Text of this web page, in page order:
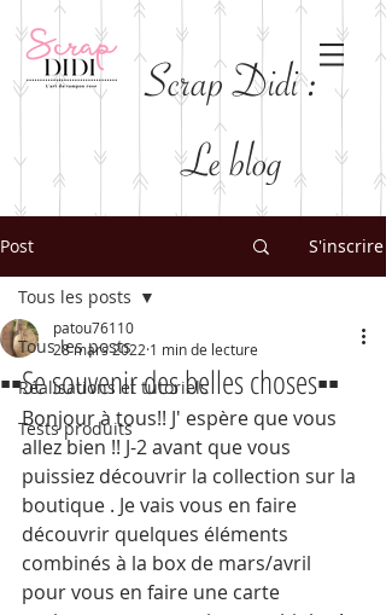
Scrap Didi :
Le blog
Post S'inscrire
Tous les posts
Réalisations et tutoriels
Tests produits
Tous les posts
▪️▪️Se souvenir des belles choses▪️▪️
patou76110
28 mars 2022 1 min de lecture
Bonjour à tous!! J' espère que vous
allez bien !! J-2 avant que vous
puissiez découvrir la collection sur la
boutique . Je vais vous en faire
découvrir quelques éléments
combinés à la box de mars/avril
pour vous en faire une carte